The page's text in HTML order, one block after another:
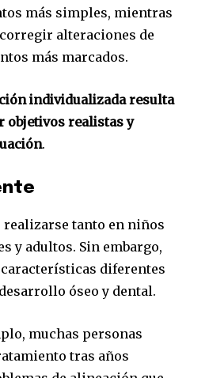
comunidad de
sé parte de la
tu dirección de correo eletrónico
No te preocupes,
y no enviaremos correo basura a tu
segura con nosotros.
SUSCRIBIR
.
32,214 11,243
más simples, mientras
alteraciones de
más marcados.
individualizada resulta
objetivos realistas y
.
realizarse tanto en niños
y adultos. Sin embargo,
características diferentes
óseo y dental.
muchas personas
tras años